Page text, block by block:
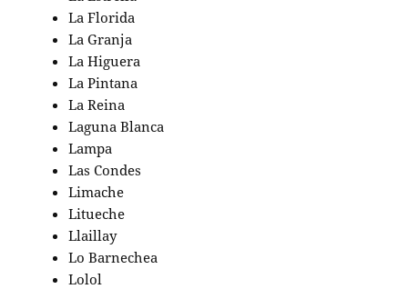
La Florida
La Granja
La Higuera
La Pintana
La Reina
Laguna Blanca
Lampa
Las Condes
Limache
Litueche
Llaillay
Lo Barnechea
Lolol